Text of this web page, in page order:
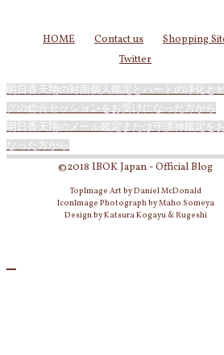
HOME Contact us
Shopping
Twitter
明日香天翔の対面個人鑑定とハートの浄化と
グの総合セッションをお受けになった方から
明日香天翔のメール鑑定または守護神鑑定を
なった方から
©2018 IBOK Japan - Official Blog
TopImage Art by Daniel McDonald
IconImage Photograph by Maho Someya
Design by Katsura Kogayu & Rugeshi